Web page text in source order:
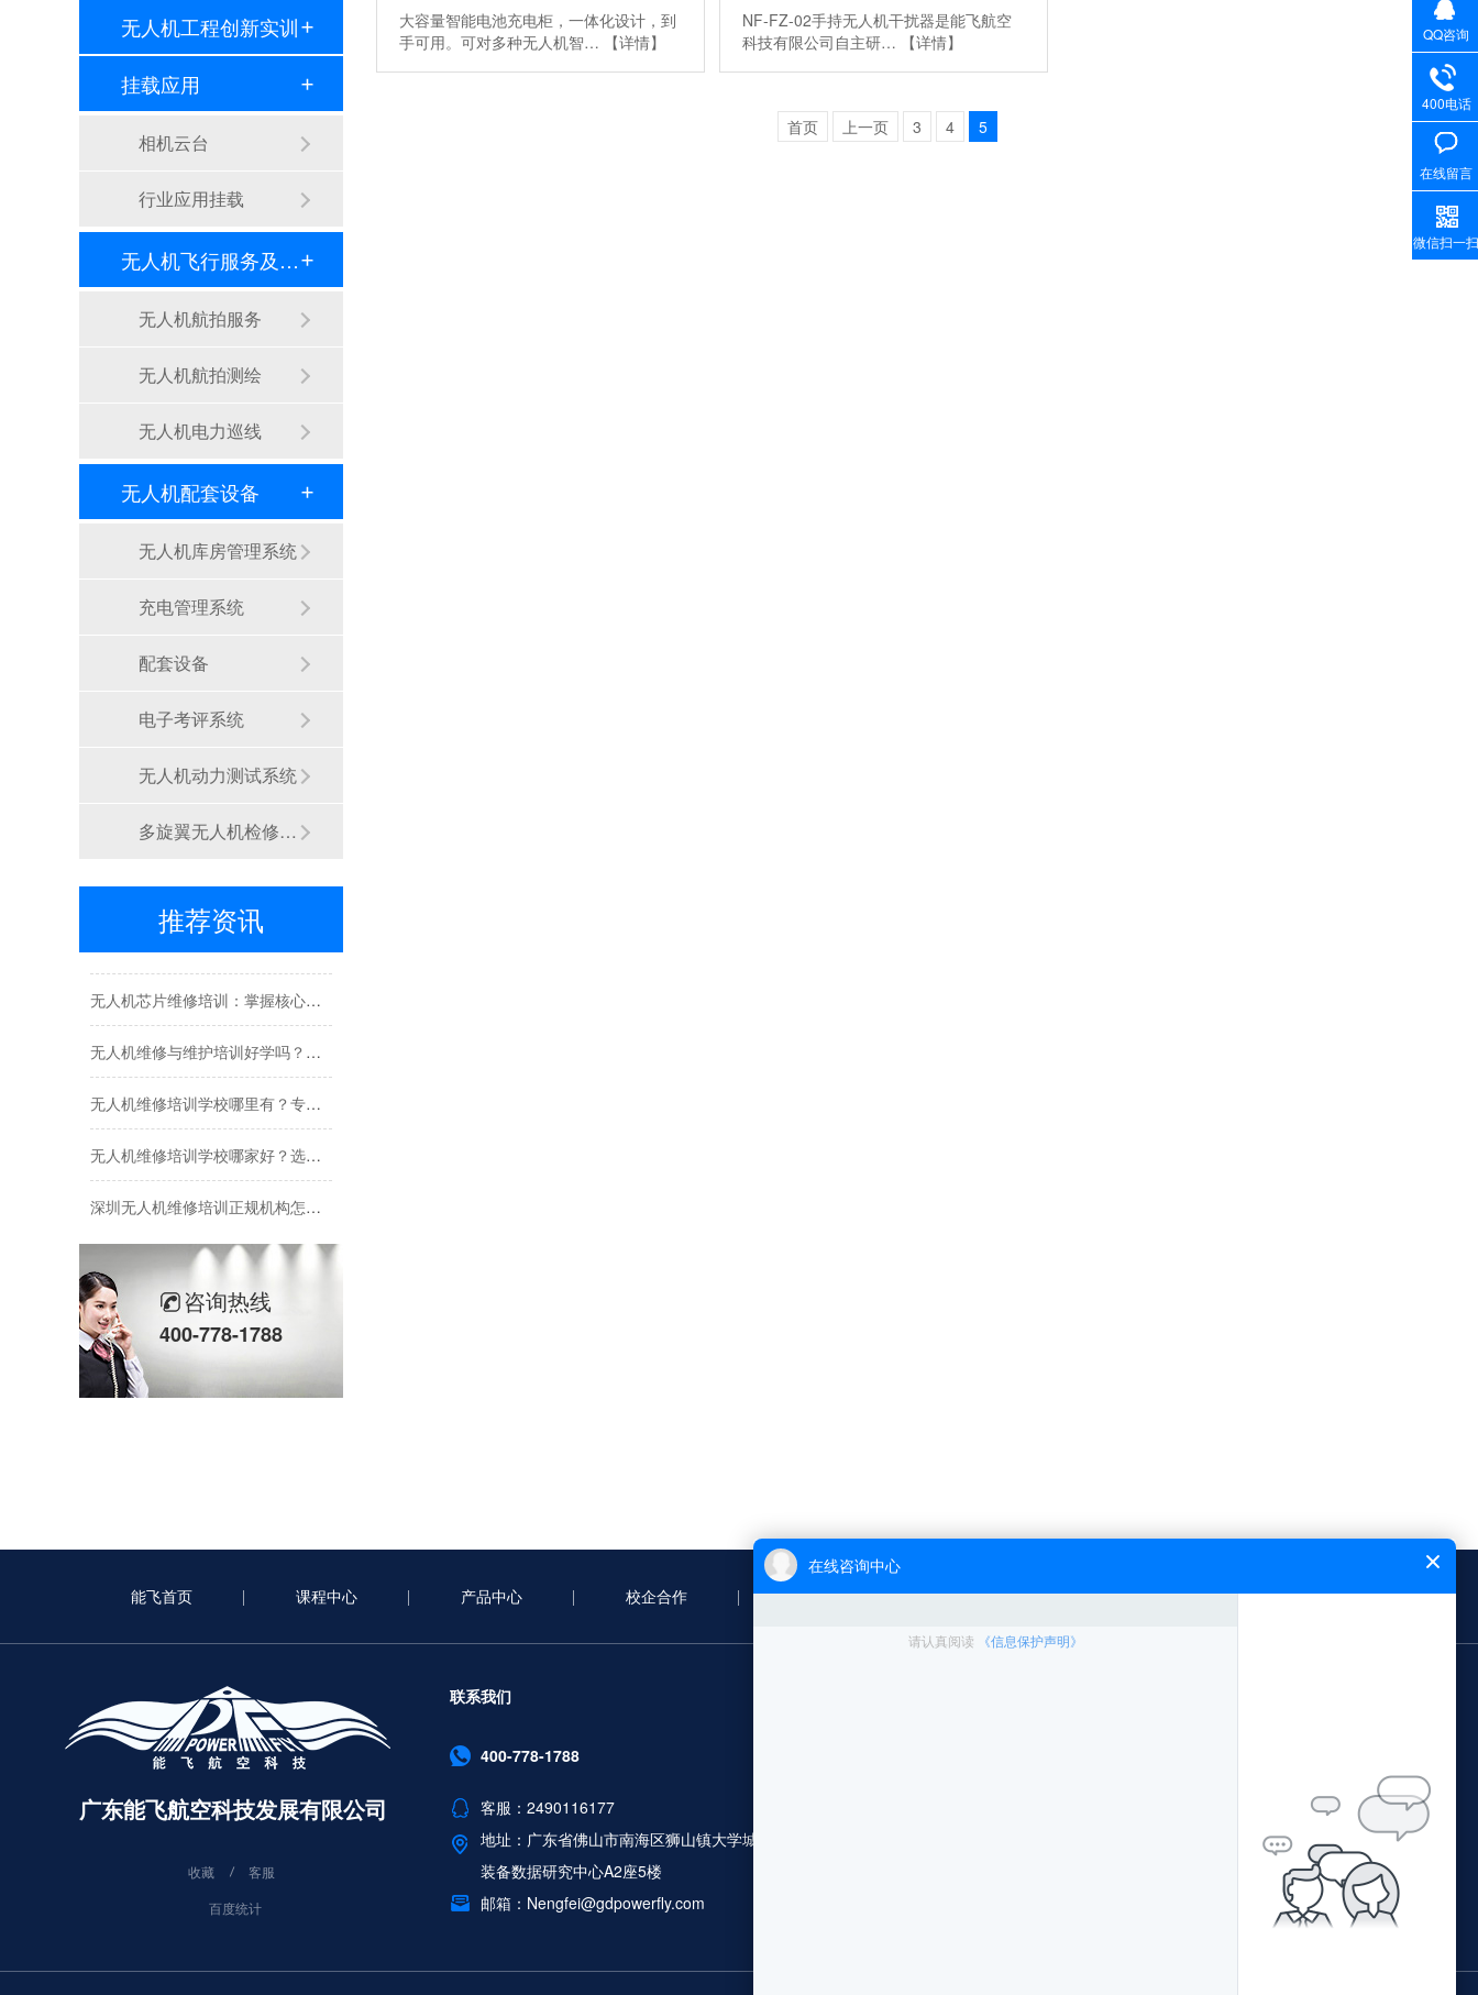
大容量智能电池充电柜，一体化设计，到
手可用。可对多种无人机智…
【详情】
NF-FZ-02手持无人机干扰器是能飞航空
科技有限公司自主研…
【详情】
首页 上一页 3 4 5
无人机工程创新实训
挂载应用
相机云台
行业应用挂载
无人机飞行服务及数据处理
无人机航拍服务
无人机航拍测绘
无人机电力巡线
无人机配套设备
无人机库房管理系统
充电管理系统
配套设备
电子考评系统
无人机动力测试系统
多旋翼无人机检修定损系统
推荐资讯
深圳无人机维修培训正规机构怎么选？这份指南值得一看
封开县无人机培训案例
重庆市无人机维修培训学校怎么选？从资质到就业的全方位解析
长沙无人机维修培训学校怎么选？专业机构助你掌握核心技能
武汉无人机维修培训学校如何选？专业维修技术是关键
封开县无人机培训案例
武汉无人机维修培训学校如何选？专业维修技术是关键
咨询热线
400-778-1788
能飞首页 课程中心 产品中心 校企合作 合作案例 新闻中心 能飞简介 网站地图
广东能飞航空科技发展有限公司
收藏
客服
百度统计
联系我们
400-778-1788
客服：2490116177
地址：广东省佛山市南海区狮山镇大学城广工大数控
装备数据研究中心A2座5楼
邮箱：Nengfei@gdpowerfly.com
阳江市公安局森林公安
青海省地理国情监测院
广西柳州执法局
佛山珠江传媒
鄂尔多斯水土保持监督执法局
QQ咨询
400电话
在线留言
微信扫一扫